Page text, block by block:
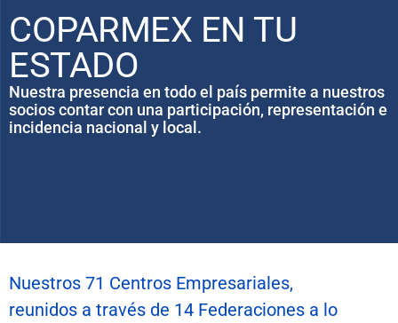
COPARMEX EN TU
ESTADO
Nuestra presencia en todo el país permite a nuestros
socios contar con una participación, representación e
incidencia nacional y local.
Nuestros 71 Centros Empresariales,
reunidos a través de 14 Federaciones a lo